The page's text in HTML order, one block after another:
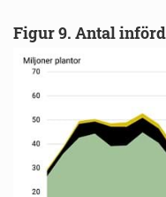
Figur 9. Antal